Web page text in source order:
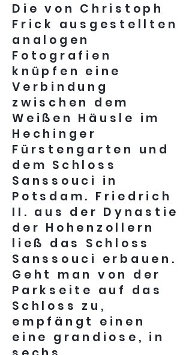
Die von Christoph
Frick ausgestellten
analogen
Fotografien
knüpfen eine
Verbindung
zwischen dem
Weißen Häusle im
Hechinger
Fürstengarten und
dem Schloss
Sanssouci in
Potsdam. Friedrich
II. aus der Dynastie
der Hohenzollern
ließ das Schloss
Sanssouci erbauen.
Geht man von der
Parkseite auf das
Schloss zu,
empfängt einen
eine grandiose, in